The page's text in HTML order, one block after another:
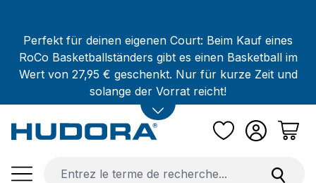
Perfekt für deinen eigenen Court: Beim Kauf eines
RoCo Basketballständers gibt es einen Basketball im
Wert von 27,95 € geschenkt. Nur für kurze Zeit und
solange der Vorrat reicht!